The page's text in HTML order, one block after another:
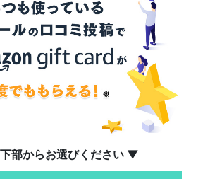
部からお選びください ▼